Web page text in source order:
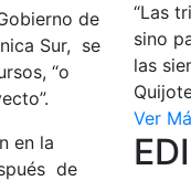
de
Sur, se
“o
en la
de
“Las
sino
las
Ver